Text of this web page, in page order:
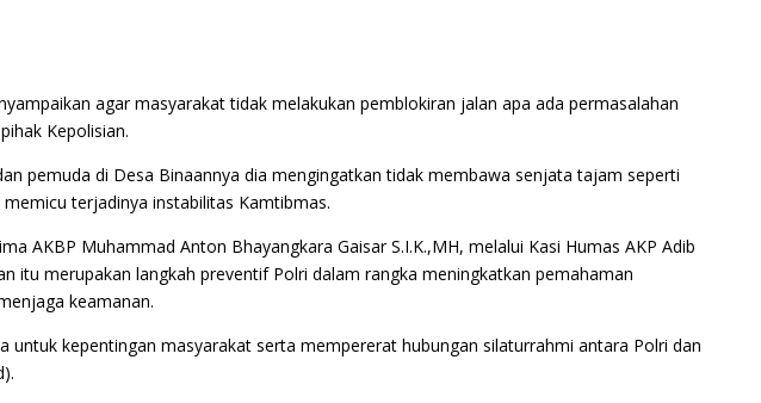
agar masyarakat tidak melakukan pemblokiran jalan apa ada permasalahan
Kepolisian.
pemuda di Desa Binaannya dia mengingatkan tidak membawa senjata tajam seperti
terjadinya instabilitas Kamtibmas.
AKBP Muhammad Anton Bhayangkara Gaisar S.I.K.,MH, melalui Kasi Humas AKP Adib
itu merupakan langkah preventif Polri dalam rangka meningkatkan pemahaman
keamanan.
untuk kepentingan masyarakat serta mempererat hubungan silaturrahmi antara Polri dan